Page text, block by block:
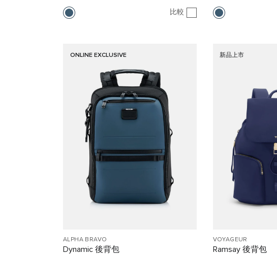
比較
ONLINE EXCLUSIVE
ALPHA BRAVO
Dynamic 後背包
新品上市
VOYAGEUR
Ramsay 後背包